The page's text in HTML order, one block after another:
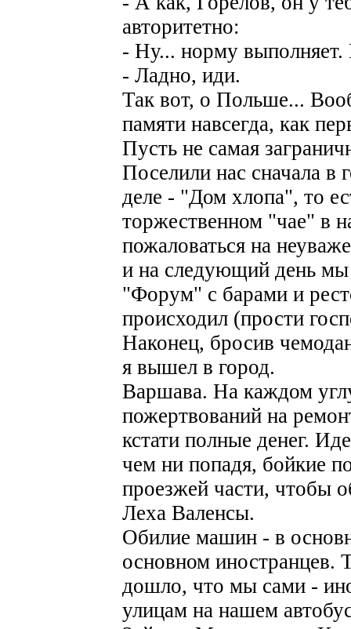
авторитетно:
- Ну... норму выполняет.
- Ладно, иди.
Так вот, о Польше...
памяти навсегда, как
Пусть не самая
Поселили нас сначала в
деле - "Дом хлопа", то
торжественном "чае" в
пожаловаться на
и на следующий день
"Форум" с барами и
происходил (прости
Наконец, бросив
я вышел в город.
Варшава. На каждом
пожертвований на
кстати полные денег.
чем ни попадя, бойкие
проезжей части, чтобы
Леха Валенсы.
Обилие машин - в
основном иностранцев.
дошло, что мы сами -
улицам на нашем